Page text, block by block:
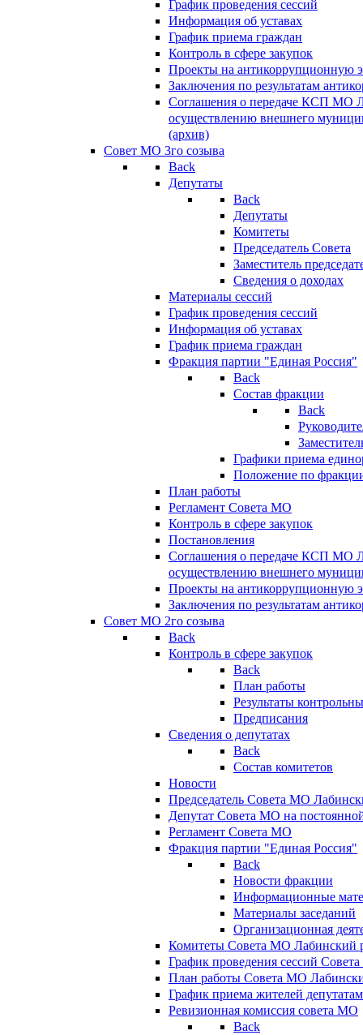
График проведения сессий
Информация об уставах
График приема граждан
Контроль в сфере закупок
Проекты на антикоррупционную
Заключения по результатам
Соглашения о передаче КСП МО
осуществлению внешнего
(архив)
Совет МО 3го созыва
Back
Депутаты
Back
Депутаты
Комитеты
Председатель Совета
Заместитель
Сведения о доходах
Материалы сессий
График проведения сессий
Информация об уставах
График приема граждан
Фракция партии "Единая Россия"
Back
Состав фракции
Back
Графики приема
Положение по
План работы
Регламент Совета МО
Контроль в сфере закупок
Постановления
Соглашения о передаче КСП МО
осуществлению внешнего
Проекты на антикоррупционную
Заключения по результатам
Совет МО 2го созыва
Back
Контроль в сфере закупок
Back
План работы
Результаты
Предписания
Сведения о депутатах
Back
Состав комитетов
Новости
Председатель Совета МО
Депутат Совета МО на
Регламент Совета МО
Фракция партии "Единая Россия"
Back
Новости фракции
Информационные
Материалы заседаний
Организационная
Комитеты Совета МО Лабинский
График проведения сессий
План работы Совета МО
График приема жителей
Ревизионная комиссия совета МО
Back